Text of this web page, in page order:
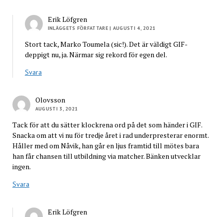
Erik Löfgren
INLÄGGETS FÖRFATTARE| AUGUSTI 4, 2021
Stort tack, Marko Toumela (sic!). Det är väldigt GIF-
deppigt nu, ja. Närmar sig rekord för egen del.
Svara
Olovsson
AUGUSTI 3, 2021
Tack för att du sätter klockrena ord på det som händer i GIF.
Snacka om att vi nu för tredje året i rad underpresterar enormt.
Håller med om Nåvik, han går en ljus framtid till mötes bara
han får chansen till utbildning via matcher. Bänken utvecklar
ingen.
Svara
Erik Löfgren